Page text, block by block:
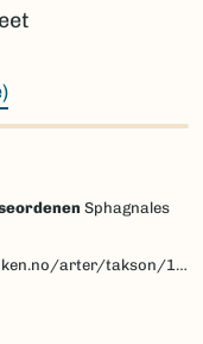
Sphagnales
takson/1190/beskrivelse